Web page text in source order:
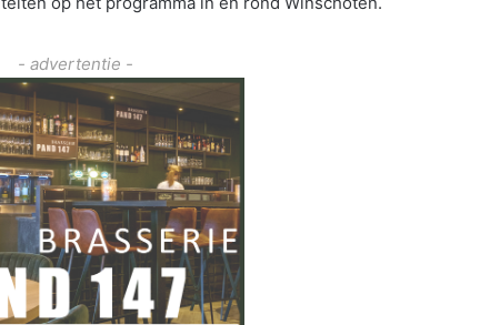
- advertentie -